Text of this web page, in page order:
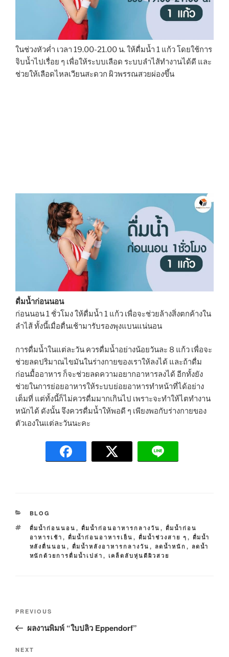
ในช่วงหัวค่ำ เวลา 19.00-21.00 น. ให้ดื่มน้ำ 1 แก้ว โดยใช้การ
จิบน้ำไปเรื่อย ๆ เพื่อให้ระบบเลือด ระบบลำไส้ทำงานได้ดี และ
ช่วยให้เลือดไหลเวียนสะดวก ผิวพรรณสวยผ่องขึ้น
ดื่มน้ำก่อนนอน
ก่อนนอน 1 ชั่วโมง ให้ดื่มน้ำ 1 แก้ว เพื่อจะช่วยล้างสิ่งตกค้างใน
ลำไส้ ทั้งนี้เมื่อตื่นเช้ามารับรองพุงแบนแน่นอน
การดื่มน้ำในแต่ละวัน ควรดื่มน้ำอย่างน้อยวันละ 8 แก้ว เพื่อจะ
ช่วยลดปริมาณไขมันในร่างกายของเราให้ลงได้ และถ้าดื่ม
ก่อนมื้ออาหาร ก็จะช่วยลดความอยากอาหารลงได้ อีกทั้งยัง
ช่วยในการย่อยอาหารให้ระบบย่อยอาหารทำหน้าที่ได้อย่าง
เต็มที่ แต่ทั้งนี้ก็ไม่ควรดื่มมากเกินไป เพราะจะทำให้ไตทำงาน
หนักได้ ดังนั้น จึงควรดื่มน้ำให้พอดี ๆ เพียงพอกับร่างกายของ
ตัวเองในแต่ละวันนะคะ
C
T
E
G
O
BLOG
T
A
G
S
ดื่มน้ำก่อนนอน , ดื่มน้ำก่อนอาหารกลางวัน , ดื่มน้ำก่อน
อาหารเช้า , ดื่มน้ำก่อนอาหารเย็น , ดื่มน้ำช่วงสาย ๆ , ดื่มน้ำ
หลังตื่นนอน , ดื่มน้ำหลังอาหารกลางวัน , ลดน้ำหนัก , ลดน้ำ
หนักด้วยการดื่มน้ำเปล่า , เคล็ดลับหุ่นดีผิวสวย
P
s
t
P
r
v
PREVIOUS
ผลงานพิมพ์ “ใบปลิว Eppendorf”
N
NEXT